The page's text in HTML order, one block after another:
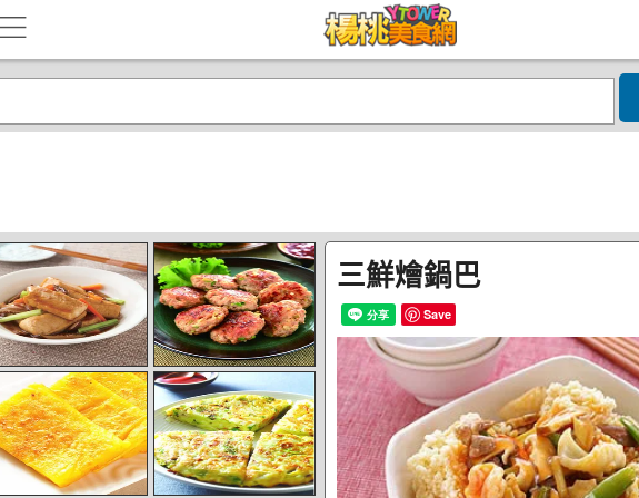
三鮮燴鍋巴
Save